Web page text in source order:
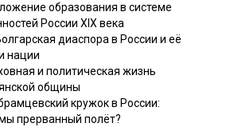
образования в системе
России XIX века
диаспора в России и её
нации
и политическая жизнь
общины
кружок в России:
прерванный полёт?